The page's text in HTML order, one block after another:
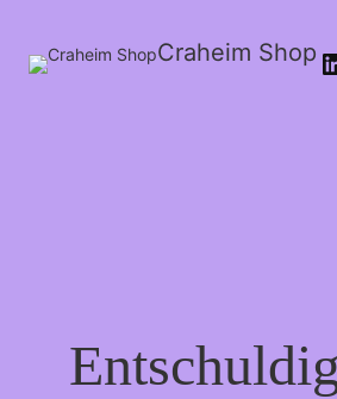
Craheim Shop